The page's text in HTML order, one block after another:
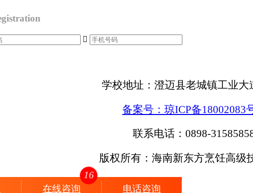

学校地址：澄迈县老城镇工业大
备案号：琼ICP备18002083
联系电话：0898-
版权所有：海南新东方烹饪高级
在线咨询
16
电话咨询